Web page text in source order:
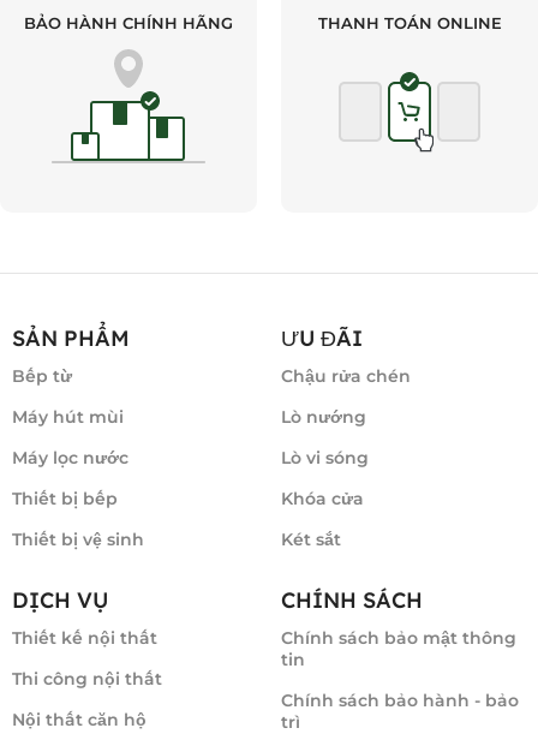
BẢO HÀNH CHÍNH HÃNG THANH TOÁN ONLINE
SẢN PHẨM
Bếp từ
Máy hút mùi
Máy lọc nước
Thiết bị bếp
Thiết bị vệ sinh
ƯU ĐÃI
Chậu rửa chén
Lò nướng
Lò vi sóng
Khóa cửa
Két sắt
DỊCH VỤ
Thiết kế nội thất
Thi công nội thất
Nội thất căn hộ
CHÍNH SÁCH
Chính sách bảo mật thông
tin
Chính sách bảo hành - bảo
trì